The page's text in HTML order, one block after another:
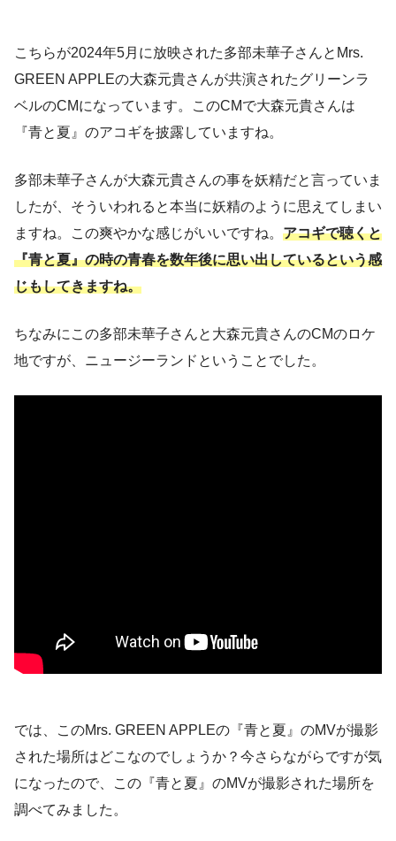
こちらが2024年5月に放映された多部未華子さんとMrs.
GREEN APPLEの大森元貴さんが共演されたグリーンラ
ベルのCMになっています。このCMで大森元貴さんは
『青と夏』のアコギを披露していますね。
多部未華子さんが大森元貴さんの事を妖精だと言っていま
したが、そういわれると本当に妖精のように思えてしまい
ますね。この爽やかな感じがいいですね。 アコギで聴くと
『青と夏』の時の青春を数年後に思い出しているという感
じもしてきますね。
ちなみにこの多部未華子さんと大森元貴さんのCMのロケ
地ですが、ニュージーランドということでした。
では、このMrs. GREEN APPLEの『青と夏』のMVが撮影
された場所はどこなのでしょうか？今さらながらですが気
になったので、この『青と夏』のMVが撮影された場所を
調べてみました。